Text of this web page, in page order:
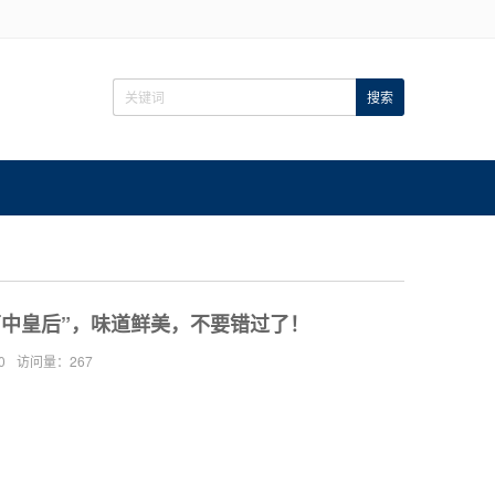
皇后”，味道鲜美，不要错过了！
访问量：267